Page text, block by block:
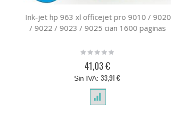
Ink-jet hp 963 xl officejet pro 9010 / 9020
/ 9022 / 9023 / 9025 cian 1600 paginas
Rating:
41,03 €
33,91 €